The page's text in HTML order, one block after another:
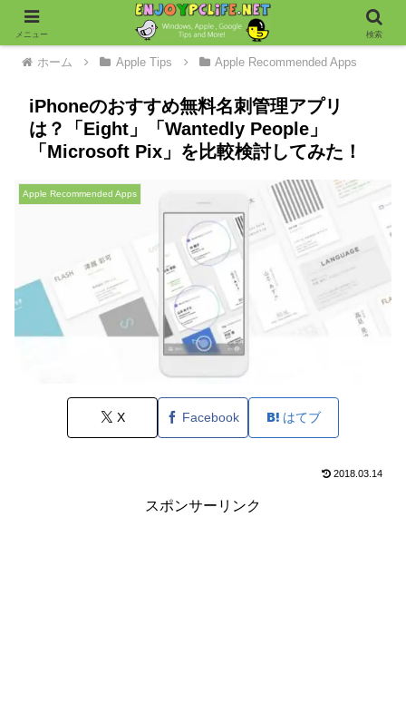
ホーム Apple Tips Apple Recommended Apps
iPhoneのおすすめ無料名刺管理アプリ
は？「Eight」「Wantedly People」
「Microsoft Pix」を比較検討してみた！
Apple Recommended Apps
X Facebook はてブ
2018.03.14
スポンサーリンク
メニュー 検索